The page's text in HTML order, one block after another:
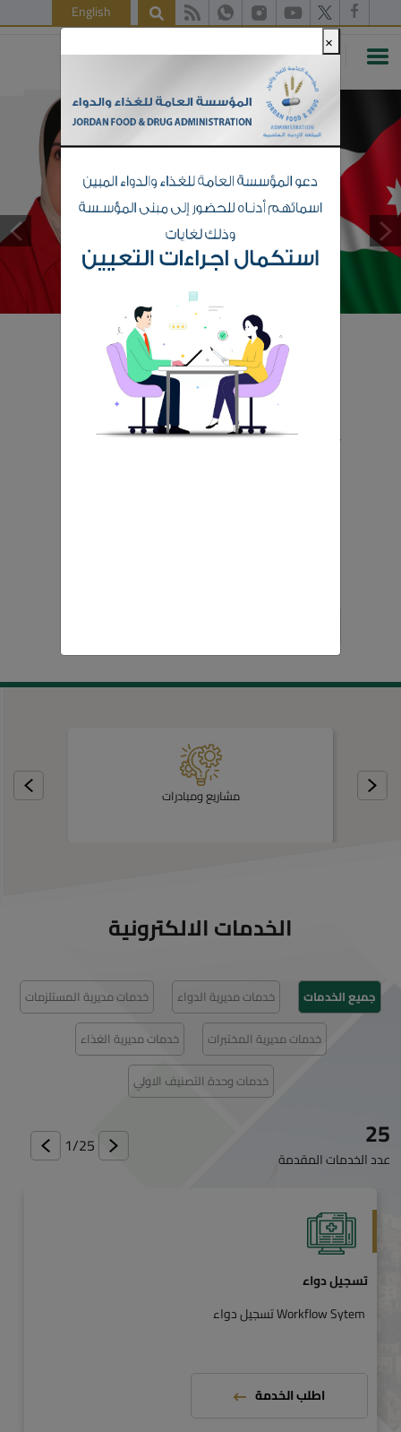
English
الكلمة الترحيبية كلمة المدير
العام
يسعدني أن أُرحب بكم في الموقع الالكتروني الخاص
مشاريع ومبادرات
الخدمات الالكترونية
جميع الخدمات خدمات مديرية الدواء
خدمات مديرية المستلزمات
خدمات مديرية المختبرات
خدمات مديرية الغذاء
خدمات وحدة التصنيف الاولي
25
عدد الخدمات المقدمة
1/25
تسجيل دواء
اطلب الخدمة
×